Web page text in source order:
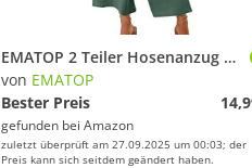
EMATOP 2 Teiler Hosenanzug Damen Elegant Zweiteiler Outfit Sommer Ärmelloses Tank Top und Hose Trainingsanzug Baumwolle Leinen Freizeitanzug mit Taschen Sportanzug Leicht Einfarbig Loungewear
von EMATOP
Bester Preis
gefunden bei Amazon
zuletzt überprüft am 27.09.2025 um 00:03; der
Preis kann sich seitdem geändert haben.